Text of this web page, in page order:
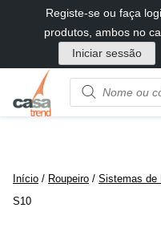
diretamente
conteúdo
Registe-se ou faça
produtos, ambos no
Iniciar sessão
Product
name
Início / Roupeiro / Sistemas de
S10